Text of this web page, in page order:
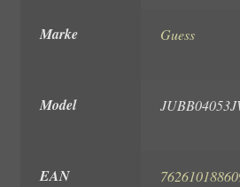
Marke Guess
Model
EAN